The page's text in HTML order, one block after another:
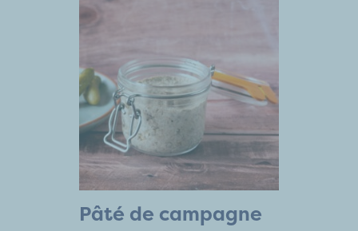
Pâté de campagne